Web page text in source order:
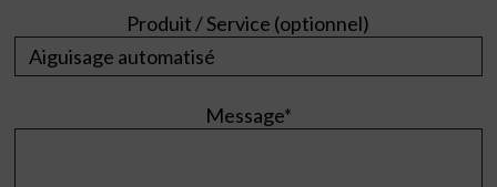
Produit / Service (optionnel)
Message*